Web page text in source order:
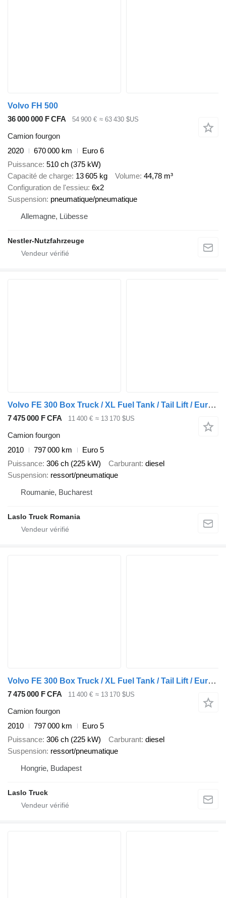
Volvo FH 500
36 000 000 F CFA
54 900 € ≈ 63 430 $US
Camion fourgon
2020
670 000 km
Euro 6
Puissance 510 ch (375 kW)
Capacité de charge 13 605 kg Volume 44,78 m³
Configuration de l'essieu 6x2
Suspension pneumatique/pneumatique
Allemagne, Lübesse
Nestler-Nutzfahrzeuge
Volvo FE 300 Box Truck / XL Fuel Tank / Tail Lift / Euro 5
7 475 000 F CFA 11 400 € ≈ 13 170 $US
Camion fourgon
2010
797 000 km
Euro 5
Puissance 306 ch (225 kW) Carburant diesel
Suspension ressort/pneumatique
Roumanie, Bucharest
Laslo Truck Romania
Volvo FE 300 Box Truck / XL Fuel Tank / Tail Lift / Euro 5
7 475 000 F CFA 11 400 € ≈ 13 170 $US
Camion fourgon
2010
797 000 km
Euro 5
Puissance 306 ch (225 kW) Carburant diesel
Suspension ressort/pneumatique
Hongrie, Budapest
Laslo Truck